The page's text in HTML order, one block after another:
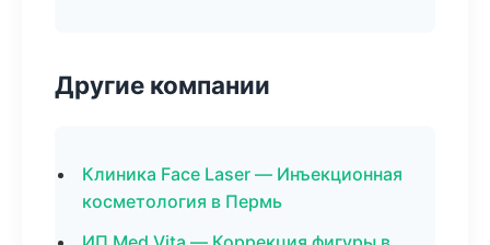
Другие компании
Клиника Face Laser — Инъекционная
косметология в Пермь